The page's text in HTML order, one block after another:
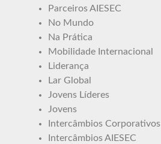
Parceiros AIESEC
No Mundo
Na Prática
Mobilidade Internacional
Liderança
Lar Global
Jovens Líderes
Jovens
Intercâmbios Corporativos
Intercâmbios AIESEC